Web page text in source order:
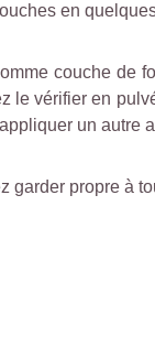
en
couche de
le vérifier en
un
propre à